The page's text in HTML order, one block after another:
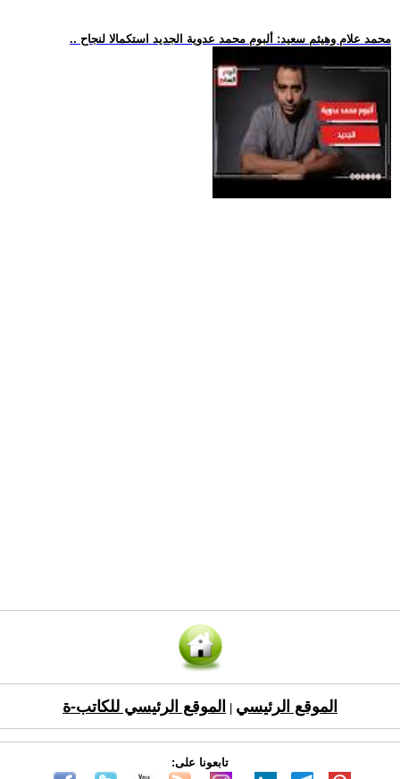
.. محمد علام وهيثم سعيد: ألبوم محمد عدوية الجديد استكمالا لنجاح
الموقع الرئيسي الموقع الرئيسي للكاتب-ة
تابعونا على: